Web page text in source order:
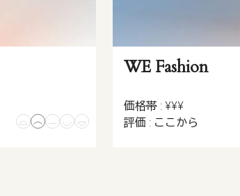
WE Fashion
価格帯 : ¥¥¥
評価 : ここから